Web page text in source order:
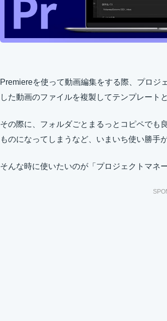
Premiereを使って動画編集をする際、プロジ
した動画のファイルを複製してテンプレート
その際に、フォルダごとまるっとコピペでも
ものになってしまうなど、いまいち使い勝手
そんな時に使いたいのが「プロジェクトマネ